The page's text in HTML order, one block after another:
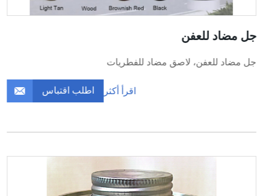
جل مضاد للعفن
جل مضاد للعفن، لاصق مضاد للفطريات
اقرأ أكثر اطلب اقتباس